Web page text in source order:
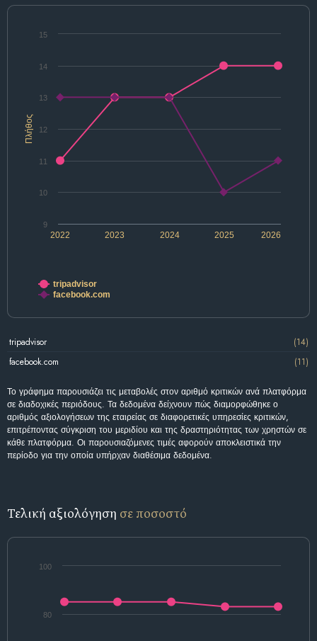
Πλήθος
2022 2024 2026
2023 2025
9
10
11
12
13
14
15
tripadvisor
facebook.com
tripadvisor
(14)
facebook.com
(11)
Το γράφημα παρουσιάζει τις μεταβολές στον αριθμό κριτικών ανά πλατφόρμα
σε διαδοχικές περιόδους. Τα δεδομένα δείχνουν πώς διαμορφώθηκε ο
αριθμός αξιολογήσεων της εταιρείας σε διαφορετικές υπηρεσίες κριτικών,
επιτρέποντας σύγκριση του μεριδίου και της δραστηριότητας των χρηστών σε
κάθε πλατφόρμα. Οι παρουσιαζόμενες τιμές αφορούν αποκλειστικά την
περίοδο για την οποία υπήρχαν διαθέσιμα δεδομένα.
Τελική αξιολόγηση σε ποσοστό
80
100